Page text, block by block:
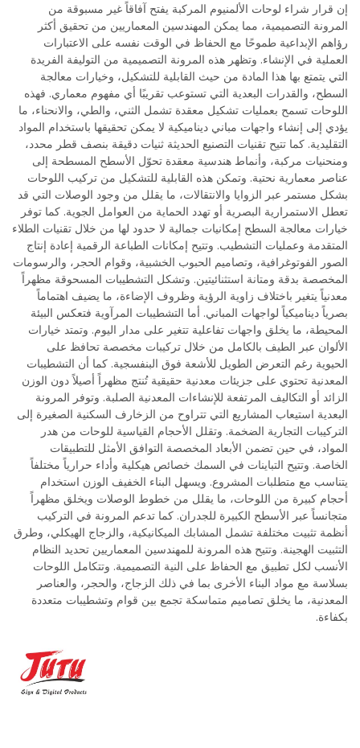
إن قرار شراء لوحات الألمنيوم المركبة يفتح آفاقاً غير مسبوقة من
المرونة التصميمية، مما يمكن المهندسين المعماريين من تحقيق أكثر
رؤاهم الإبداعية طموحًا مع الحفاظ في الوقت نفسه على الاعتبارات
العملية في الإنشاء. وتظهر هذه المرونة التصميمية من التوليفة الفريدة
التي يتمتع بها هذا المادة من حيث القابلية للتشكيل، وخيارات معالجة
السطح، والقدرات البعدية التي تستوعب تقريبًا أي مفهوم معماري. فهذه
اللوحات تسمح بعمليات تشكيل معقدة تشمل الثني، والطي، والانحناء، ما
يؤدي إلى إنشاء واجهات مباني ديناميكية لا يمكن تحقيقها باستخدام المواد
التقليدية. كما تتيح تقنيات التصنيع الحديثة ثنيات دقيقة بنصف قطر محدد،
ومنحنيات مركبة، وأنماط هندسية معقدة تحوّل الأسطح المسطحة إلى
عناصر معمارية نحتية. وتمكن هذه القابلية للتشكيل من تركيب اللوحات
بشكل مستمر عبر الزوايا والانتقالات، ما يقلل من وجود الوصلات التي قد
تعطل الاستمرارية البصرية أو تهدد الحماية من العوامل الجوية. كما توفر
خيارات معالجة السطح إمكانيات جمالية لا حدود لها من خلال تقنيات الطلاء
المتقدمة وعمليات التشطيب. وتتيح إمكانات الطباعة الرقمية إعادة إنتاج
الصور الفوتوغرافية، وتصاميم الحبوب الخشبية، وقوام الحجر، والرسومات
المخصصة بدقة ومتانة استثنائيتين. وتشكل التشطيبات المسحوقة مظهراً
معدنياً يتغير باختلاف زاوية الرؤية وظروف الإضاءة، ما يضيف اهتماماً
بصرياً ديناميكياً لواجهات المباني. أما التشطيبات المرآوية فتعكس البيئة
المحيطة، ما يخلق واجهات تفاعلية تتغير على مدار اليوم. وتمتد خيارات
الألوان عبر الطيف بالكامل من خلال تركيبات مخصصة تحافظ على
الحيوية رغم التعرض الطويل للأشعة فوق البنفسجية. كما أن التشطيبات
المعدنية تحتوي على جزيئات معدنية حقيقية تُنتج مظهراً أصيلاً دون الوزن
الزائد أو التكاليف المرتفعة للإنشاءات المعدنية الصلبة. وتوفر المرونة
البعدية استيعاب المشاريع التي تتراوح من الزخارف السكنية الصغيرة إلى
التركيبات التجارية الضخمة. وتقلل الأحجام القياسية للوحات من هدر
المواد، في حين تضمن الأبعاد المخصصة التوافق الأمثل للتطبيقات
الخاصة. وتتيح التباينات في السمك خصائص هيكلية وأداء حرارياً مختلفاً
يتناسب مع متطلبات المشروع. ويسهل البناء الخفيف الوزن استخدام
أحجام كبيرة من اللوحات، ما يقلل من خطوط الوصلات ويخلق مظهراً
متجانساً عبر الأسطح الكبيرة للجدران. كما تدعم المرونة في التركيب
أنظمة تثبيت مختلفة تشمل المشابك الميكانيكية، والزجاج الهيكلي، وطرق
التثبيت الهجينة. وتتيح هذه المرونة للمهندسين المعماريين تحديد النظام
الأنسب لكل تطبيق مع الحفاظ على النية التصميمية. وتتكامل اللوحات
بسلاسة مع مواد البناء الأخرى بما في ذلك الزجاج، والحجر، والعناصر
المعدنية، ما يخلق تصاميم متماسكة تجمع بين قوام وتشطيبات متعددة
بكفاءة.